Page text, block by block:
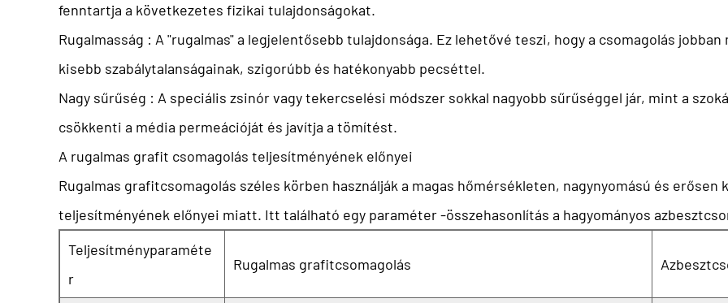
fenntartja a következetes fizikai tulajdonságokat.
Rugalmasság : A "rugalmas" a legjelentősebb tulajdonsága. Ez lehetővé teszi, hogy a csomagolás
kisebb szabálytalanságainak, szigorúbb és hatékonyabb pecséttel.
Nagy sűrűség : A speciális zsinór vagy tekercselési módszer sokkal nagyobb sűrűséggel jár, mint a
csökkenti a média permeációját és javítja a tömítést.
A rugalmas grafit csomagolás teljesítményének előnyei
Rugalmas grafitcsomagolás széles körben használják a magas hőmérsékleten, nagynyomású és
teljesítményének előnyei miatt. Itt található egy paraméter -összehasonlítás a hagyományos
Teljesítményparaméte
r
Rugalmas grafitcsomagolás